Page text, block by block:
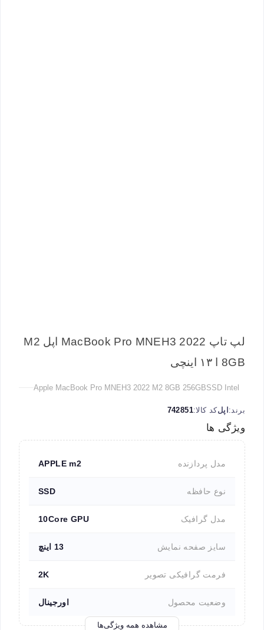
لپ تاپ MacBook Pro MNEH3 2022 اپل M2
8GB ا ۱۳ اینچی
Apple MacBook Pro MNEH3 2022 M2 8GB 256GBSSD Intel
برند:اپلکد کالا:742851
ویژگی ها
مدل پردازنده APPLE m2
نوع حافظه SSD
مدل گرافیک 10Core GPU
سایز صفحه نمایش 13 اینچ
فرمت گرافیکی تصویر 2K
وضعیت محصول اورجینال
مشاهده همه ویژگی‌ها